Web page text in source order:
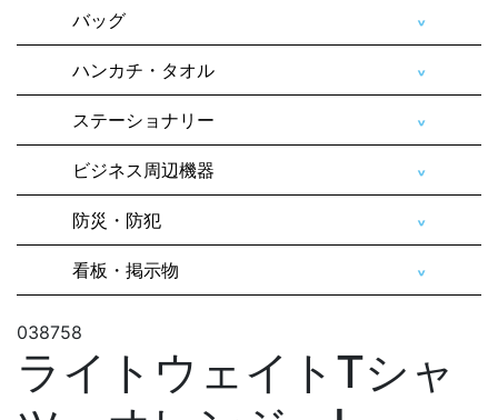
バッグ
ハンカチ・タオル
ステーショナリー
ビジネス周辺機器
防災・防犯
看板・掲示物
038758
ライトウェイトTシャ